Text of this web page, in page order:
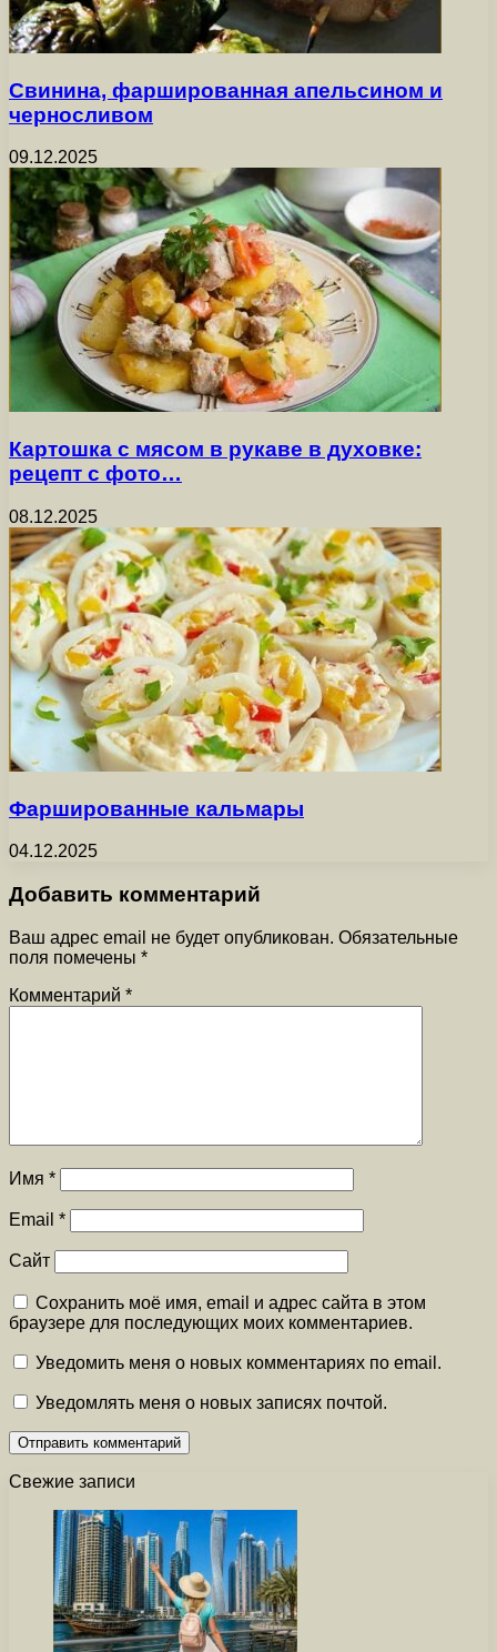
Свинина, фаршированная апельсином и
черносливом
09.12.2025
Картошка с мясом в рукаве в духовке:
рецепт с фото…
08.12.2025
Фаршированные кальмары
04.12.2025
Добавить комментарий
Ваш адрес email не будет опубликован. Обязательные
поля помечены *
Комментарий *
Имя *
Email *
Сайт
Сохранить моё имя, email и адрес сайта в этом
браузере для последующих моих комментариев.
Уведомить меня о новых комментариях по email.
Уведомлять меня о новых записях почтой.
Свежие записи